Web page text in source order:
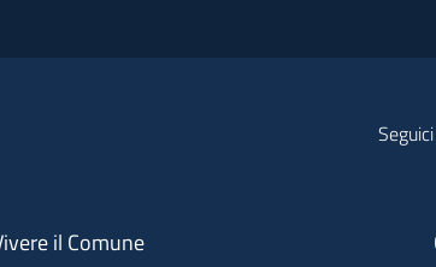
il Comune